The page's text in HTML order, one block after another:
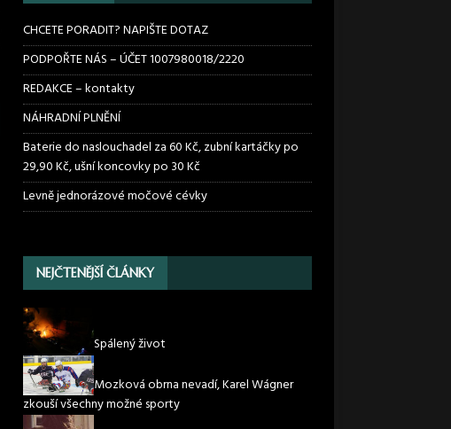
CHCETE PORADIT? NAPIŠTE DOTAZ
PODPOŘTE NÁS – ÚČET 1007980018/2220
REDAKCE – kontakty
NÁHRADNÍ PLNĚNÍ
Baterie do naslouchadel za 60 Kč, zubní kartáčky po
29,90 Kč, ušní koncovky po 30 Kč
Levně jednorázové močové cévky
NEJČTENĚJŠÍ ČLÁNKY
Spálený život
Mozková obrna nevadí, Karel Wágner
zkouší všechny možné sporty